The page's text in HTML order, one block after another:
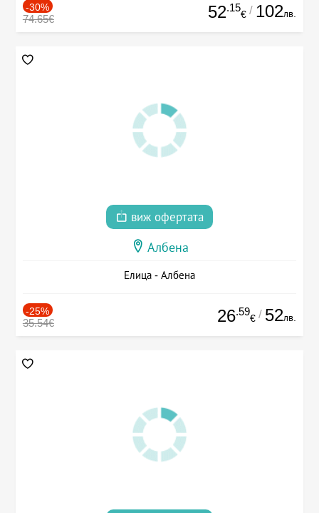
-30%
74.65€ 52.15
€ / 102лв.
виж офертата
Албена
Елица - Албена
-25%
35.54€ 26.59
€ / 52лв.